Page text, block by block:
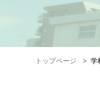
トップページ > 学